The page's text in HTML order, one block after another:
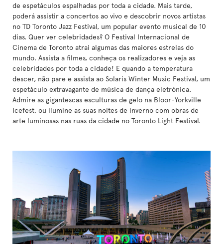
de espetáculos espalhadas por toda a cidade. Mais tarde,
poderá assistir a concertos ao vivo e descobrir novos artistas
no TD Toronto Jazz Festival, um popular evento musical de 10
dias. Quer ver celebridades? O Festival Internacional de
Cinema de Toronto atrai algumas das maiores estrelas do
mundo. Assista a filmes, conheça os realizadores e veja as
celebridades por toda a cidade! E quando a temperatura
descer, não pare e assista ao Solaris Winter Music Festival, um
espetáculo extravagante de música de dança eletrónica.
Admire as gigantescas esculturas de gelo na Bloor-Yorkville
Icefest, ou ilumine as suas noites de inverno com obras de
arte luminosas nas ruas da cidade no Toronto Light Festival.